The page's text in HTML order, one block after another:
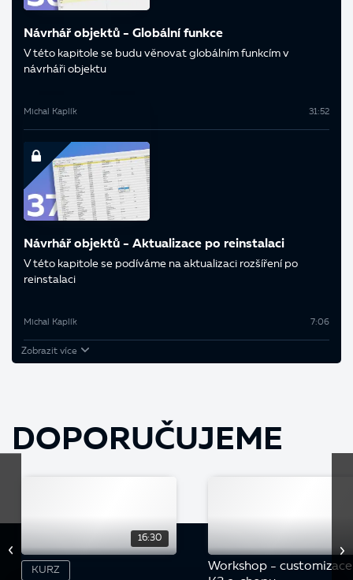
Návrhář objektů - Globální funkce
V této kapitole se budu věnovat globálním funkcím v
návrháři objektu
Michal Kaplík 31:52
Návrhář objektů - Aktualizace po reinstalaci
V této kapitole se podíváme na aktualizaci rozšíření po
reinstalaci
Michal Kaplík 7:06
Zobrazit více
DOPORUČUJEME
16:30
KURZ
Workshop - customizace